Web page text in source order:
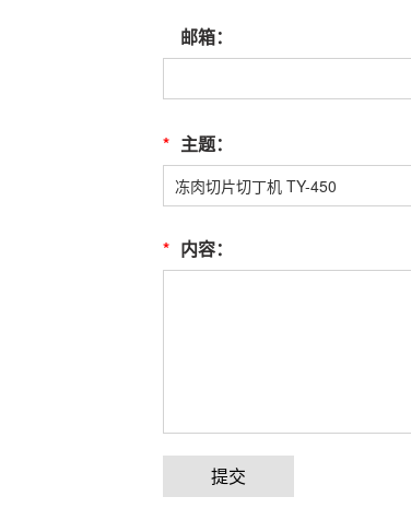
邮箱：
* 主题：
* 内容：
提交